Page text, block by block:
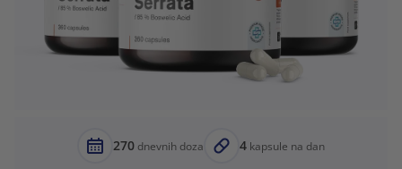
270 dnevnih doza 4 kapsule na dan